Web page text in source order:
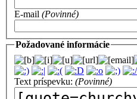
E-mail (Povinné)
Požadované informácie
Text príspevku: (Povinné)